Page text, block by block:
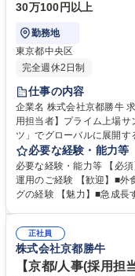
30万100円以上
勤務地
東京都中央区
完全週休2日制
仕事の内容
企業名 株式会社京都勝牛 求人名 【日本橋/飲食店のWEBマーケ・SNS運
用担当者】プライム上場サンマルクG 仕事の内容 日
ツ」でグローバルに展開
ただきます。ミッションは
ド獲得やデジタルな分析業務を担当します
ログ、ホットペッパー等)
よる認知度向上とリード獲
本橋/飲食店のWEBマーケ
必要な経験・能力等
必要な経験・能力等 【必
運用のご経験 【歓迎】■外
グの経験 【魅力】■急成長するインバウンド市場で専門性を構築できる：
SNS、グルメサイト、イン
を組み合わせた戦略立案が可能です。 学歴・資格 学
短大 専修学校 高校 語学力
正社員
株式会社京都勝牛
【京都/人事(採用担